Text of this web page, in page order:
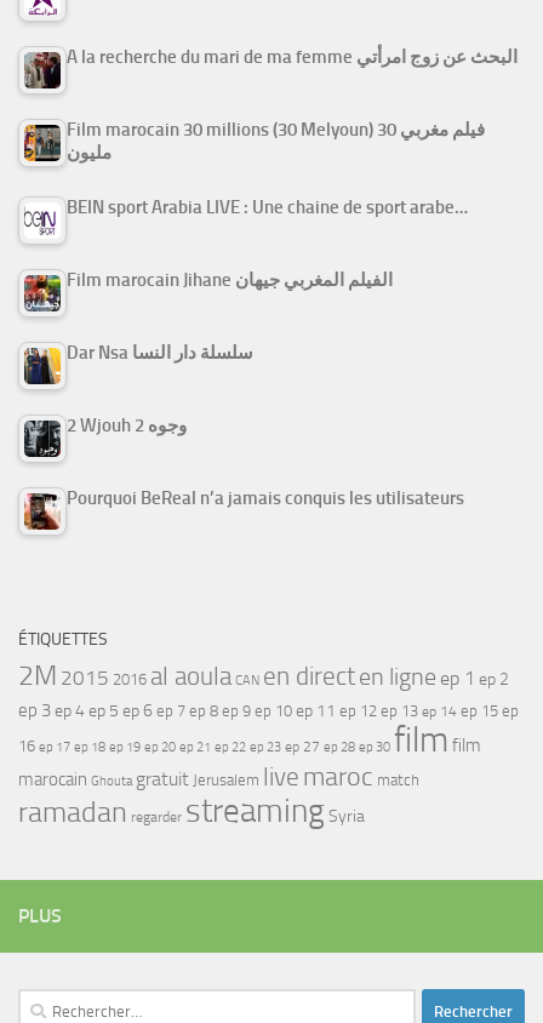
A la recherche du mari de ma femme البحث عن زوج امرأتي
Film marocain 30 millions (30 Melyoun) فيلم مغربي 30
مليون
BEIN sport Arabia LIVE : Une chaine de sport arabe…
Film marocain Jihane الفيلم المغربي جيهان
Dar Nsa سلسلة دار النسا
2 Wjouh 2 وجوه
Pourquoi BeReal n’a jamais conquis les utilisateurs
ÉTIQUETTES
2M 2015 2016 al aoula CAN en directen ligne ep 1 ep 2
ep 3ep 4ep 5 ep 6 ep 7 ep 8 ep 9 ep 10 ep 11 ep 12 ep 13 ep 14 ep 15 ep
16 ep 17 ep 18 ep 19 ep 20 ep 21 ep 22 ep 23 ep 27 ep 28 ep 30 film film
marocain Ghouta gratuit Jerusalem live maroc match
ramadan regarder streamingSyria
PLUS
Rechercher :